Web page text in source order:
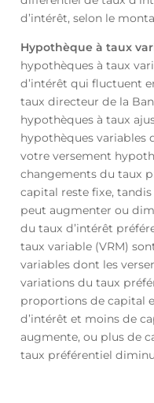
d’intérêt, selon le
Hypothèque à taux
hypothèques à taux
d’intérêt qui fluctuent
taux directeur de la
hypothèques à taux
hypothèques
votre versement
changements du taux
capital reste fixe,
peut augmenter ou
du taux d’intérêt
taux variable (VRM)
variables dont les
variations du taux
proportions de capital
d’intérêt et moins de
augmente, ou plus de
taux préférentiel